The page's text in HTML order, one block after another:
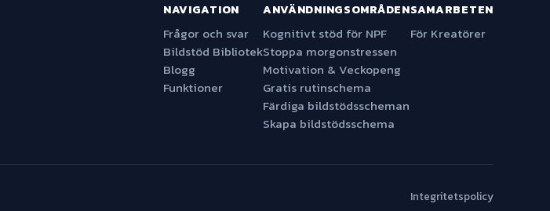
NAVIGATION
Frågor och svar
Bildstöd Bibliotek
Blogg
Funktioner
ANVÄNDNINGSOMRÅDEN
Kognitivt stöd för NPF
Stoppa morgonstressen
Motivation & Veckopeng
Gratis rutinschema
Färdiga bildstödsscheman
Skapa bildstödsschema
SAMARBETEN
För Kreatörer
Integritetspolicy